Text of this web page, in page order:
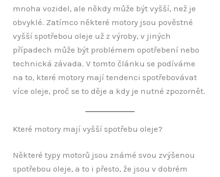
mnoha vozidel, ale někdy může být vyšší, než je
obvyklé. Zatímco některé motory jsou pověstné
vyšší spotřebou oleje už z výroby, v jiných
případech může být problémem opotřebení nebo
technická závada. V tomto článku se podíváme
na to, které motory mají tendenci spotřebovávat
více oleje, proč se to děje a kdy je nutné zpozornět.
Které motory mají vyšší spotřebu oleje?
Některé typy motorů jsou známé svou zvýšenou
spotřebou oleje, a to i přesto, že jsou v dobrém